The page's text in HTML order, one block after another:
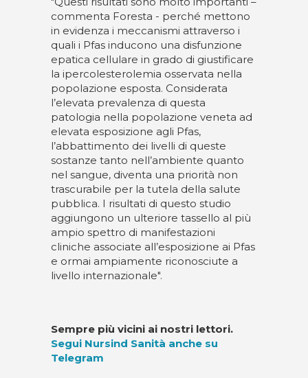
commenta Foresta - perché mettono
in evidenza i meccanismi attraverso i
quali i Pfas inducono una disfunzione
epatica cellulare in grado di giustificare
la ipercolesterolemia osservata nella
popolazione esposta. Considerata
l’elevata prevalenza di questa
patologia nella popolazione veneta ad
elevata esposizione agli Pfas,
l’abbattimento dei livelli di queste
sostanze tanto nell’ambiente quanto
nel sangue, diventa una priorità non
trascurabile per la tutela della salute
pubblica. I risultati di questo studio
aggiungono un ulteriore tassello al più
ampio spettro di manifestazioni
cliniche associate all’esposizione ai Pfas
e ormai ampiamente riconosciute a
livello internazionale".
Sempre più vicini ai nostri lettori.
Segui Nursind Sanità anche su
Telegram